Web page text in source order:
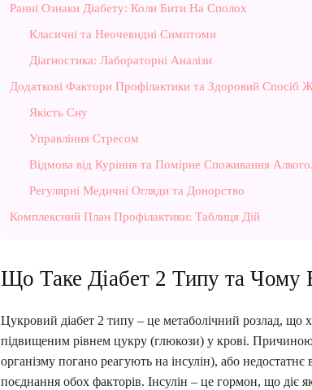
Ранні Ознаки Діабету: Коли Бити На Сполох
Класичні та Неочевидні Симптоми
Діагностика: Лабораторні Аналізи
Додаткові Фактори Профілактики та Здоровий Спосіб
Якість Сну
Управління Стресом
Відмова від Куріння та Помірне Споживання
Регулярні Медичні Огляди та Донорство
Комплексний План Профілактики: Таблиця Дій
Що Таке Діабет 2 Типу та Чому
Цукровий діабет 2 типу – це метаболічний розлад, що
підвищеним рівнем цукру (глюкози) у крові. Причиною
організму погано реагують на інсулін), або
поєднання обох факторів. Інсулін – це гормон, що діє